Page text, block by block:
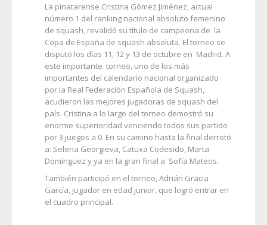
La pinatarense Cristina Gómez Jiménez, actual
número 1 del ranking nacional absoluto femenino
de squash, revalidó su título de campeona de la
Copa de España de squash absoluta. El torneo se
disputó los días 11, 12 y 13 de octubre en Madrid. A
este importante torneo, uno de los más
importantes del calendario nacional organizado
por la Real Federación Española de Squash,
acudieron las mejores jugadoras de squash del
país. Cristina a lo largo del torneo demostró su
enorme superioridad venciendo todos sus partido
por 3 juegos a 0. En su camino hasta la final derrotó
a: Selena Georgieva, Catuxa Codesido, Marta
Domínguez y ya en la gran final a Sofía Mateos.
También participó en el torneo, Adrián Gracia
García, jugador en edad junior, que logró entrar en
el cuadro principal.